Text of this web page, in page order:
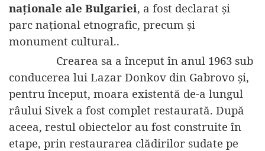
naționale ale Bulgariei, a fost declarat și
parc național etnografic, precum și
monument cultural..
Crearea sa a început în anul 1963 sub
conducerea lui Lazar Donkov din Gabrovo și,
pentru început, moara existentă de-a lungul
râului Sivek a fost complet restaurată. După
aceea, restul obiectelor au fost construite în
etape, prin restaurarea clădirilor sudate pe